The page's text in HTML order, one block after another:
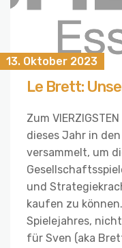
13. Oktober 2023
Le Brett:
Zum
dieses Jahr in
versammelt, um
und
kaufen zu
Spielejahres,
für Sven (aka